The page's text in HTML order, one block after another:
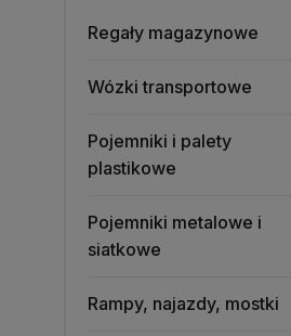
Regały magazynowe
Wózki transportowe
Pojemniki i palety
plastikowe
Pojemniki metalowe i
siatkowe
Rampy, najazdy, mostki